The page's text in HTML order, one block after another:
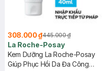
308.000 ₫445.000 ₫
La Roche-Posay
Kem Dưỡng La Roche-Posay
Giúp Phục Hồi Da Đa Công